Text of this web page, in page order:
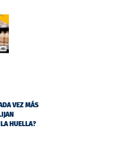
VEZ MÁS
HUELLA?